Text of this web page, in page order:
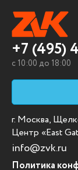
+7 (495)
c 10:00 до 18:00
г. Москва,
Центр «East
info@zvk.ru
Политика